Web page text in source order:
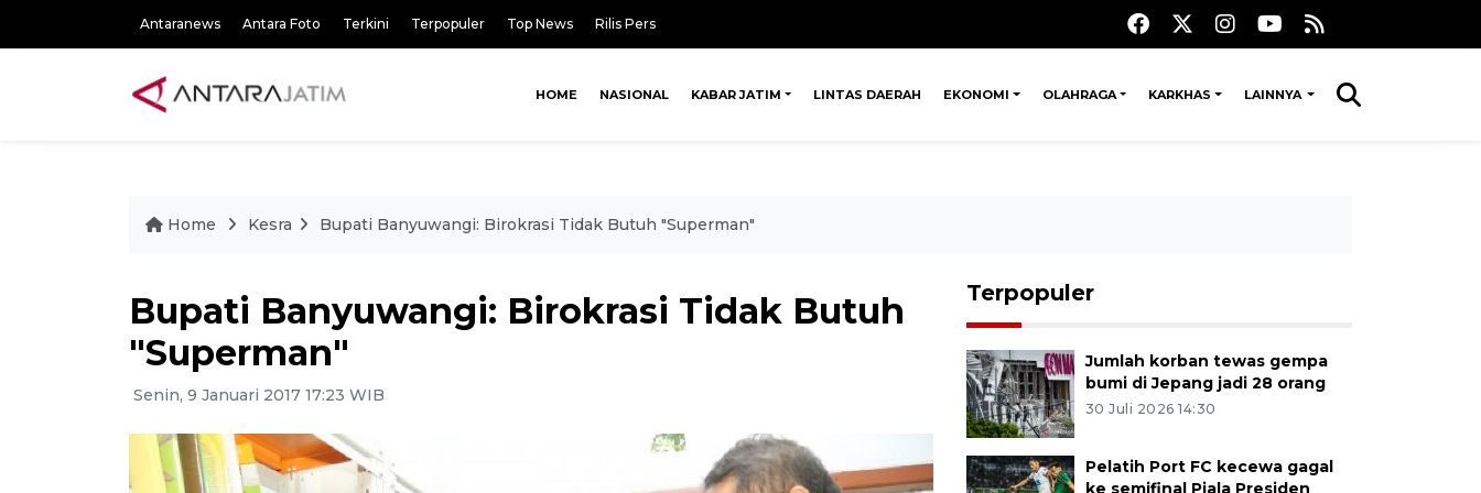
Antaranews Antara Foto Terkini Terpopuler Top News Rilis Pers
HOME NASIONAL KABAR JATIM LINTAS DAERAH EKONOMI OLAHRAGA KARKHAS LAINNYA
Home Kesra Bupati Banyuwangi: Birokrasi Tidak Butuh "Superman"
Bupati Banyuwangi: Birokrasi Tidak Butuh
"Superman"
Senin, 9 Januari 2017 17:23 WIB
Terpopuler
Jumlah korban tewas gempa
bumi di Jepang jadi 28 orang
30 Juli 2026 14:30
Pelatih Port FC kecewa gagal
ke semifinal Piala Presiden